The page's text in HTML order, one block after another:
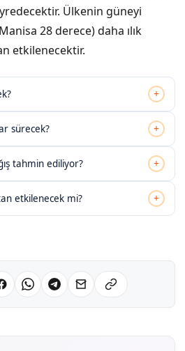
Ülkenin güneyi
28 derece) daha ılık
etkilenecektir.
+
sürecek? +
tahmin ediliyor? +
etkilenecek mi? +